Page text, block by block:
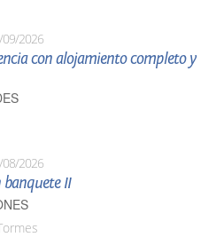
09/2026
con alojamiento completo y
08/2026
banquete II